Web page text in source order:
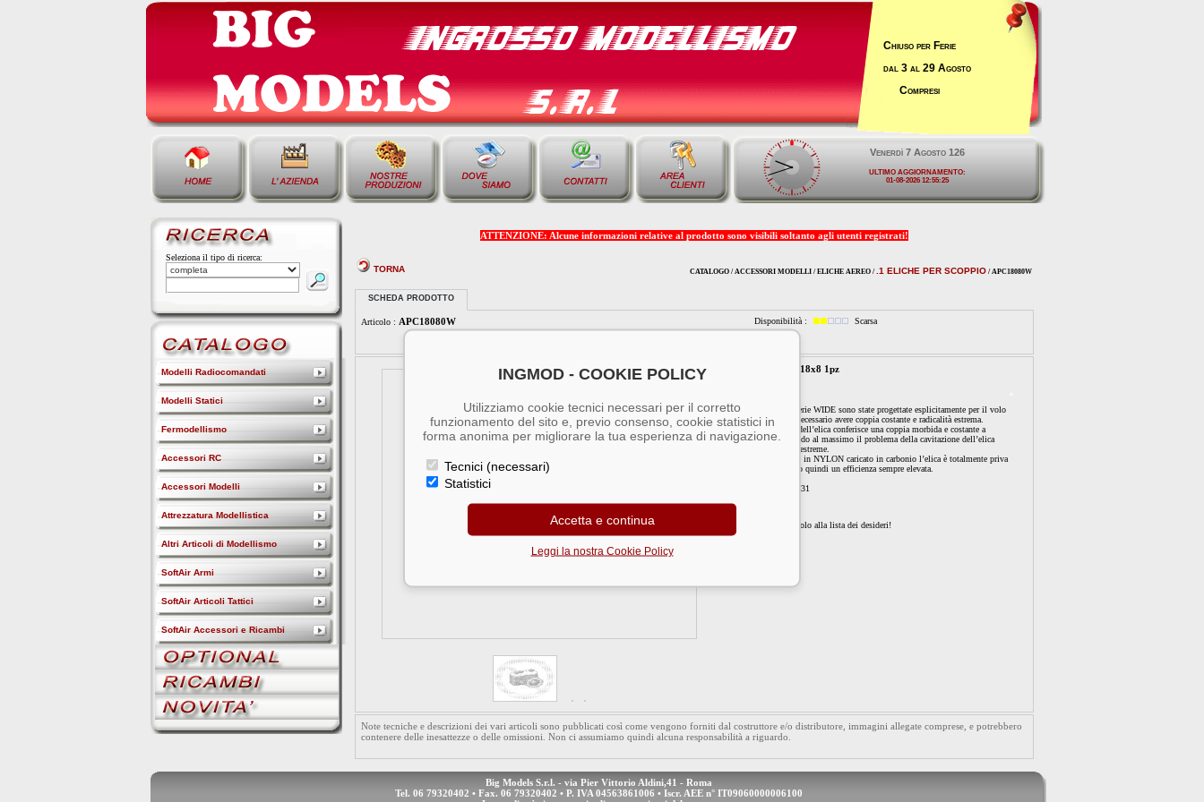
Chiuso per Ferie
dal 3 al 29 Agosto
Compresi
Seleziona il tipo di ricerca:
Modelli Radiocomandati
Modelli Statici
Fermodellismo
Accessori RC
Accessori Modelli
Attrezzatura Modellistica
Altri Articoli di Modellismo
SoftAir Armi
SoftAir Articoli Tattici
SoftAir Accessori e Ricambi
ATTENZIONE: Alcune informazioni relative al prodotto sono visibili soltanto agli utenti registrati!
TORNA CATALOGO / ACCESSORI MODELLI / ELICHE AEREO / .1 ELICHE PER SCOPPIO / APC18080W
SCHEDA PRODOTTO
Articolo : APC18080W Disponibilità : Scarsa
ELICA COMPET. 18x8 1pz
Le eliche APC della serie WIDE sono state progettate esplicitamente per il volo
3D moderno, dove è necessario avere coppia costante e radicalità estrema.
Il particolare disegno dell’elica conferisce una coppia morbida e costante a
qualsiasi RPM, evitando al massimo il problema della cavitazione dell’elica
anche nelle figure più estreme.
Grazie alla costruzione in NYLON caricato in carbonio l’elica è totalmente priva
di flessione garantendo quindi un efficienza sempre elevata.
Barcode 0686661180031
Aggiungi l'articolo alla lista dei desideri!
Note tecniche e descrizioni dei vari articoli sono pubblicati così come vengono forniti dal costruttore e/o distributore, immagini allegate comprese, e potrebbero
contenere delle inesattezze o delle omissioni. Non ci assumiamo quindi alcuna responsabilità a riguardo.
Big Models S.r.l. - via Pier Vittorio Aldini,41 - Roma
Tel. 06 79320402 • Fax. 06 79320402 • P. IVA 04563861006 • Iscr. AEE n° IT09060000006100
INGMOD - COOKIE POLICY
Utilizziamo cookie tecnici necessari per il corretto
funzionamento del sito e, previo consenso, cookie statistici in
forma anonima per migliorare la tua esperienza di navigazione.
Tecnici (necessari)
Statistici
Accetta e continua
Leggi la nostra Cookie Policy